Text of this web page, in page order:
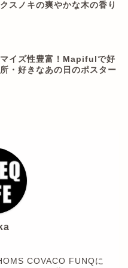
スノキの爽やかな木の香り
イズ性豊富！Mapifulで好
・好きなあの日のポスター
COVACO FUNQに